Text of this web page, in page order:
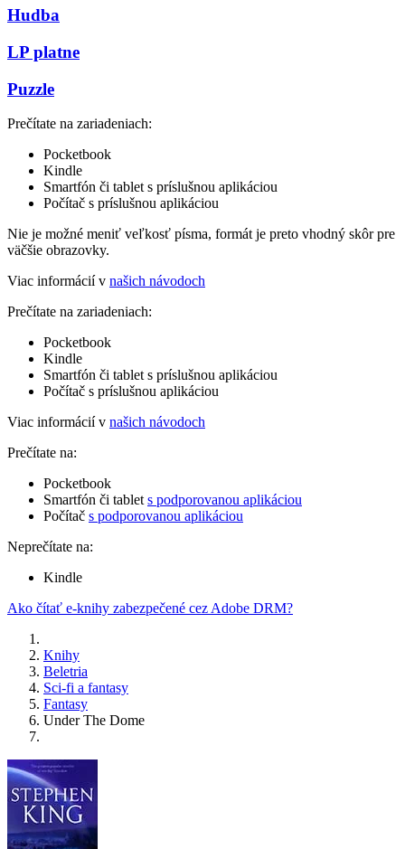
Hudba
LP platne
Puzzle
Prečítate na zariadeniach:
Pocketbook
Kindle
Smartfón či tablet s príslušnou aplikáciou
Počítač s príslušnou aplikáciou
Nie je možné meniť veľkosť písma, formát je preto vhodný skôr pre
väčšie obrazovky.
Viac informácií v našich návodoch
Prečítate na zariadeniach:
Pocketbook
Kindle
Smartfón či tablet s príslušnou aplikáciou
Počítač s príslušnou aplikáciou
Viac informácií v našich návodoch
Prečítate na:
Pocketbook
Smartfón či tablet s podporovanou aplikáciou
Počítač s podporovanou aplikáciou
Neprečítate na:
Kindle
Ako čítať e-knihy zabezpečené cez Adobe DRM?
Knihy
Beletria
Sci-fi a fantasy
Fantasy
Under The Dome